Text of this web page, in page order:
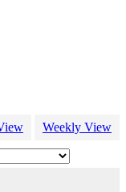
Weekly View